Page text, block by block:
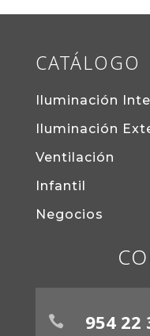
CATÁLOGO
Iluminación
Iluminación
Ventilación
Infantil
Negocios
 954 22